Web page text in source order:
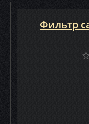
Фильтр